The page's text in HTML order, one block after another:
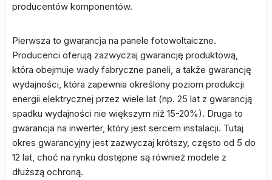
producentów komponentów.
Pierwsza to gwarancja na panele fotowoltaiczne.
Producenci oferują zazwyczaj gwarancję produktową,
która obejmuje wady fabryczne paneli, a także gwarancję
wydajności, która zapewnia określony poziom produkcji
energii elektrycznej przez wiele lat (np. 25 lat z gwarancją
spadku wydajności nie większym niż 15-20%). Druga to
gwarancja na inwerter, który jest sercem instalacji. Tutaj
okres gwarancyjny jest zazwyczaj krótszy, często od 5 do
12 lat, choć na rynku dostępne są również modele z
dłuższą ochroną.